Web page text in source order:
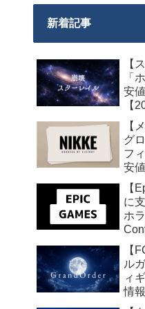
新着記事
【
「
安
【
【
グ
フ
安
【
【
に
ホ
の
【
ル
ィ
情
売】